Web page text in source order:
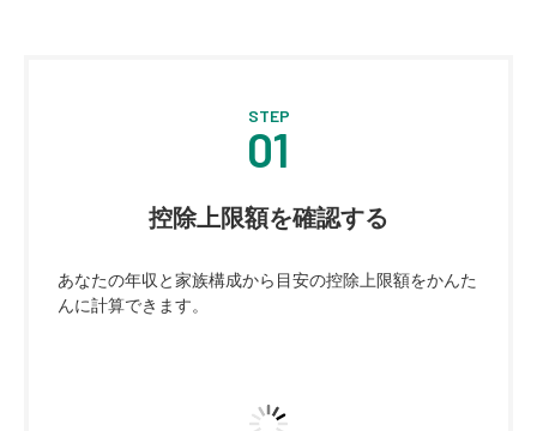
STEP
01
控除上限額を確認する
あなたの年収と家族構成から目安の控除上限額をかんた
んに計算できます。